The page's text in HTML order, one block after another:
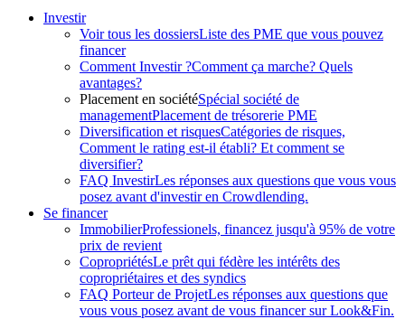
Investir
Voir tous les dossiersListe des PME que vous pouvez
financer
Comment Investir ?Comment ça marche? Quels
avantages?
Placement en sociétéSpécial société de
managementPlacement de trésorerie PME
Diversification et risquesCatégories de risques,
Comment le rating est-il établi? Et comment se
diversifier?
FAQ InvestirLes réponses aux questions que vous vous
posez avant d'investir en Crowdlending.
Se financer
ImmobilierProfessionels, financez jusqu'à 95% de votre
prix de revient
CopropriétésLe prêt qui fédère les intérêts des
copropriétaires et des syndics
FAQ Porteur de ProjetLes réponses aux questions que
vous vous posez avant de vous financer sur Look&Fin.